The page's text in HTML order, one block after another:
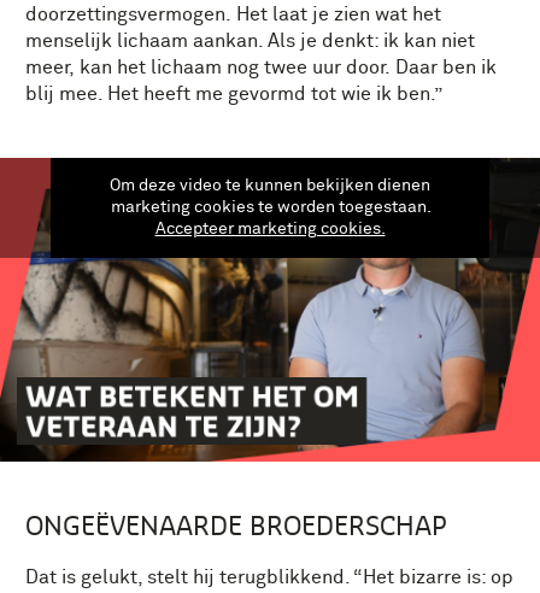
doorzettingsvermogen. Het laat je zien wat het
menselijk lichaam aankan. Als je denkt: ik kan niet
meer, kan het lichaam nog twee uur door. Daar ben ik
blij mee. Het heeft me gevormd tot wie ik ben.”
Om deze video te kunnen bekijken dienen
marketing cookies te worden toegestaan.
Accepteer marketing cookies.
ONGEËVENAARDE BROEDERSCHAP
Dat is gelukt, stelt hij terugblikkend. “Het bizarre is: op